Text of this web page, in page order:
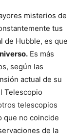
misterios de
tus
de Hubble, es que
Es más
según las
actual de su
Telescopio
telescopios
que no coincide
de la